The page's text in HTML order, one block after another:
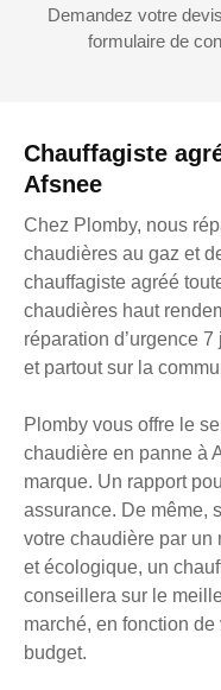
Chauffagiste
Afsnee
Chez Plomby, nous
chaudières au gaz et
chauffagiste agréé
chaudières haut
réparation d’urgence
et partout sur la
Plomby vous offre le
chaudière en panne à
marque. Un rapport
assurance. De même,
votre chaudière par
et écologique, un
conseillera sur le
marché, en fonction
budget.
Demandez votre
formulaire de